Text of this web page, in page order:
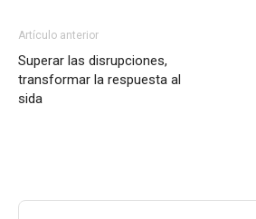
Artículo anterior
Superar las disrupciones,
transformar la respuesta al
sida